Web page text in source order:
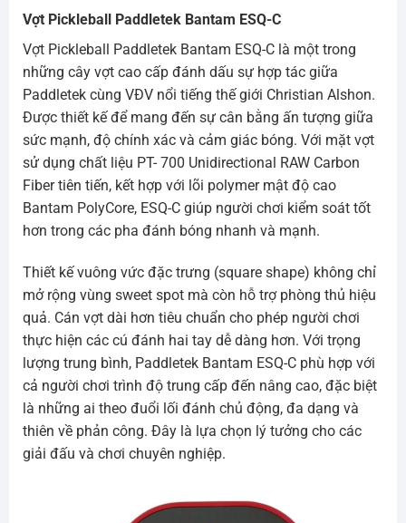
Vợt Pickleball Paddletek Bantam ESQ-C
Vợt Pickleball Paddletek Bantam ESQ-C là một trong
những cây vợt cao cấp đánh dấu sự hợp tác giữa
Paddletek cùng VĐV nổi tiếng thế giới Christian Alshon.
Được thiết kế để mang đến sự cân bằng ấn tượng giữa
sức mạnh, độ chính xác và cảm giác bóng. Với mặt vợt
sử dụng chất liệu PT- 700 Unidirectional RAW Carbon
Fiber tiên tiến, kết hợp với lõi polymer mật độ cao
Bantam PolyCore, ESQ-C giúp người chơi kiểm soát tốt
hơn trong các pha đánh bóng nhanh và mạnh.
Thiết kế vuông vức đặc trưng (square shape) không chỉ
mở rộng vùng sweet spot mà còn hỗ trợ phòng thủ hiệu
quả. Cán vợt dài hơn tiêu chuẩn cho phép người chơi
thực hiện các cú đánh hai tay dễ dàng hơn. Với trọng
lượng trung bình, Paddletek Bantam ESQ-C phù hợp với
cả người chơi trình độ trung cấp đến nâng cao, đặc biệt
là những ai theo đuổi lối đánh chủ động, đa dạng và
thiên về phản công. Đây là lựa chọn lý tưởng cho các
giải đấu và chơi chuyên nghiệp.